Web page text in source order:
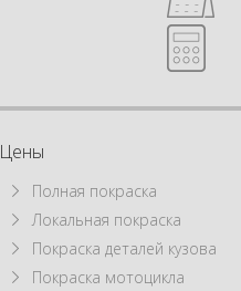
Цены
Полная покраска
Локальная покраска
Покраска деталей кузова
Покраска мотоцикла